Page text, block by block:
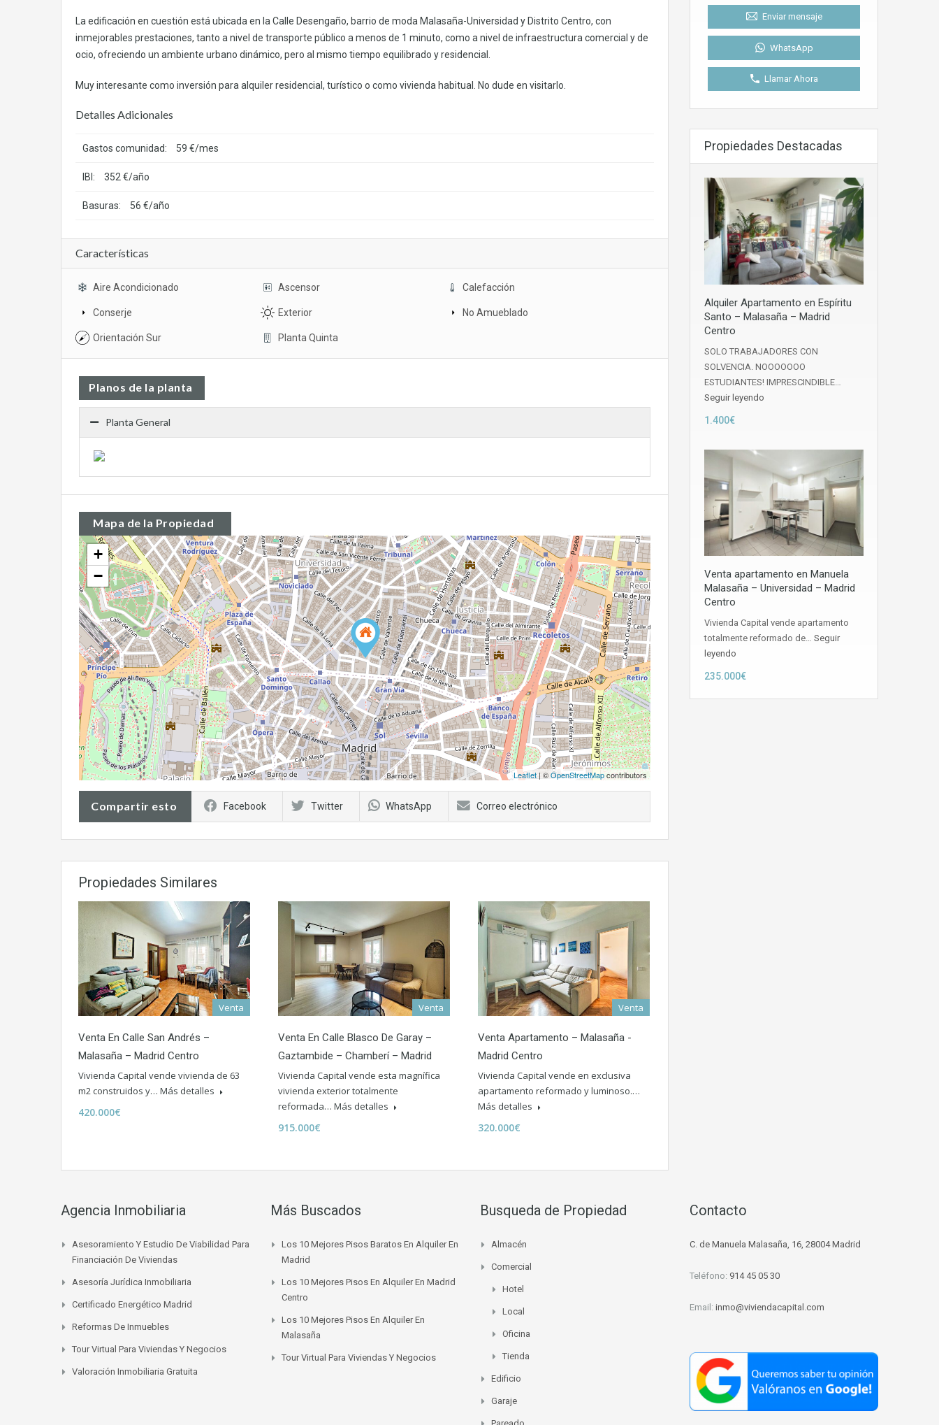
La edificación en cuestión está ubicada en la Calle Desengaño, barrio de moda Malasaña-Universidad y Distrito Centro, con
inmejorables prestaciones, tanto a nivel de transporte público a menos de 1 minuto, como a nivel de infraestructura comercial y de
ocio, ofreciendo un ambiente urbano dinámico, pero al mismo tiempo equilibrado y residencial.
Muy interesante como inversión para alquiler residencial, turístico o como vivienda habitual. No dude en visitarlo.
Detalles Adicionales
Gastos comunidad: 59 €/mes
IBI: 352 €/año
Basuras: 56 €/año
Características
Aire Acondicionado Ascensor Calefacción
Conserje Exterior No Amueblado
Orientación Sur Planta Quinta
Planos de la planta
Planta General
Mapa de la Propiedad
+
−
Leaflet | ©OpenStreetMapcontributors
Compartir esto Facebook Twitter WhatsApp Correo electrónico
Propiedades Similares
Venta
Venta En Calle San Andrés –
Malasaña – Madrid Centro
Vivienda Capital vende vivienda de 63
m2 construidos y… Más detalles
420.000€
Venta
Venta En Calle Blasco De Garay –
Gaztambide – Chamberí – Madrid
Vivienda Capital vende esta magnífica
vivienda exterior totalmente
reformada… Más detalles
915.000€
Venta
Venta Apartamento – Malasaña -
Madrid Centro
Vivienda Capital vende en exclusiva
apartamento reformado y luminoso.…
Más detalles
320.000€
Enviar mensaje
WhatsApp
Llamar Ahora
Propiedades Destacadas
Alquiler Apartamento en Espíritu
Santo – Malasaña – Madrid
Centro
SOLO TRABAJADORES CON
SOLVENCIA. NOOOOOOO
ESTUDIANTES! IMPRESCINDIBLE…
Seguir leyendo
1.400€
Venta apartamento en Manuela
Malasaña – Universidad – Madrid
Centro
Vivienda Capital vende apartamento
totalmente reformado de… Seguir
leyendo
235.000€
Agencia Inmobiliaria
Asesoramiento Y Estudio De Viabilidad Para
Financiación De Viviendas
Asesoría Jurídica Inmobiliaria
Certificado Energético Madrid
Reformas De Inmuebles
Tour Virtual Para Viviendas Y Negocios
Valoración Inmobiliaria Gratuita
Más Buscados
Los 10 Mejores Pisos Baratos En Alquiler En
Madrid
Los 10 Mejores Pisos En Alquiler En Madrid
Centro
Los 10 Mejores Pisos En Alquiler En
Malasaña
Tour Virtual Para Viviendas Y Negocios
Busqueda de Propiedad
Almacén
Comercial
Hotel
Local
Oficina
Tienda
Edificio
Garaje
Contacto
C. de Manuela Malasaña, 16, 28004 Madrid
Teléfono: 914 45 05 30
Email: inmo@viviendacapital.com